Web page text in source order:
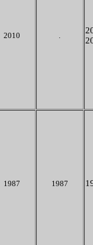
2010 .
1987 1987